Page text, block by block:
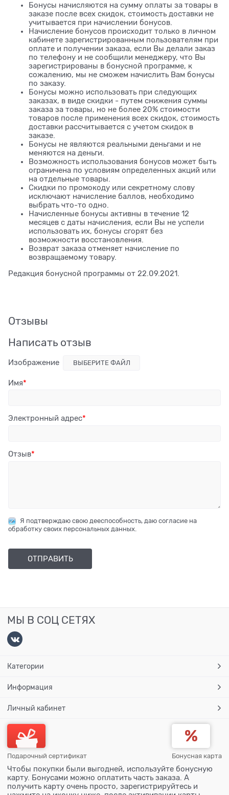
Бонусы начисляются на сумму оплаты за товары в
заказе после всех скидок, стоимость доставки не
учитывается при начислении бонусов.
Начисление бонусов происходит только в личном
кабинете зарегистрированным пользователям при
оплате и получении заказа, если Вы делали заказ
по телефону и не сообщили менеджеру, что Вы
зарегистрированы в бонусной программе, к
сожалению, мы не сможем начислить Вам бонусы
по заказу.
Бонусы можно использовать при следующих
заказах, в виде скидки - путем снижения суммы
заказа за товары, но не более 20% стоимости
товаров после применения всех скидок, стоимость
доставки рассчитывается с учетом скидок в
заказе.
Бонусы не являются реальными деньгами и не
меняются на деньги.
Возможность использования бонусов может быть
ограничена по условиям определенных акций или
на отдельные товары.
Скидки по промокоду или секретному слову
исключают начисление баллов, необходимо
выбрать что-то одно.
Начисленные бонусы активны в течение 12
месяцев с даты начисления, если Вы не успели
использовать их, бонусы сгорят без
возможности восстановления.
Возврат заказа отменяет начисление по
возвращаемому товару.
Редакция бонусной программы от 22.09.2021.
Отзывы
Написать отзыв
Изображение ВЫБЕРИТЕ ФАЙЛ
Имя
Электронный адрес
Отзыв
Я подтверждаю свою дееспособность, даю согласие на
обработку своих персональных данных.
МЫ В СОЦ СЕТЯХ
Категории
Информация
Личный кабинет
Подарочный сертификат Бонусная карта
Чтобы покупки были выгодней, используйте бонусную
карту. Бонусами можно оплатить часть заказа. А
получить карту очень просто, зарегистрируйтесь и